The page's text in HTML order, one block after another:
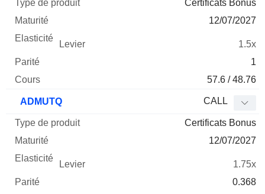
Certificats Bonus
12/07/2027
1.5x
1
57.6 / 48.76
ADMUTQ CALL
Certificats Bonus
12/07/2027
1.75x
0.368